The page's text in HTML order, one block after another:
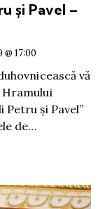
și Pavel –
@ 17:00
vă
și Pavel”
de…